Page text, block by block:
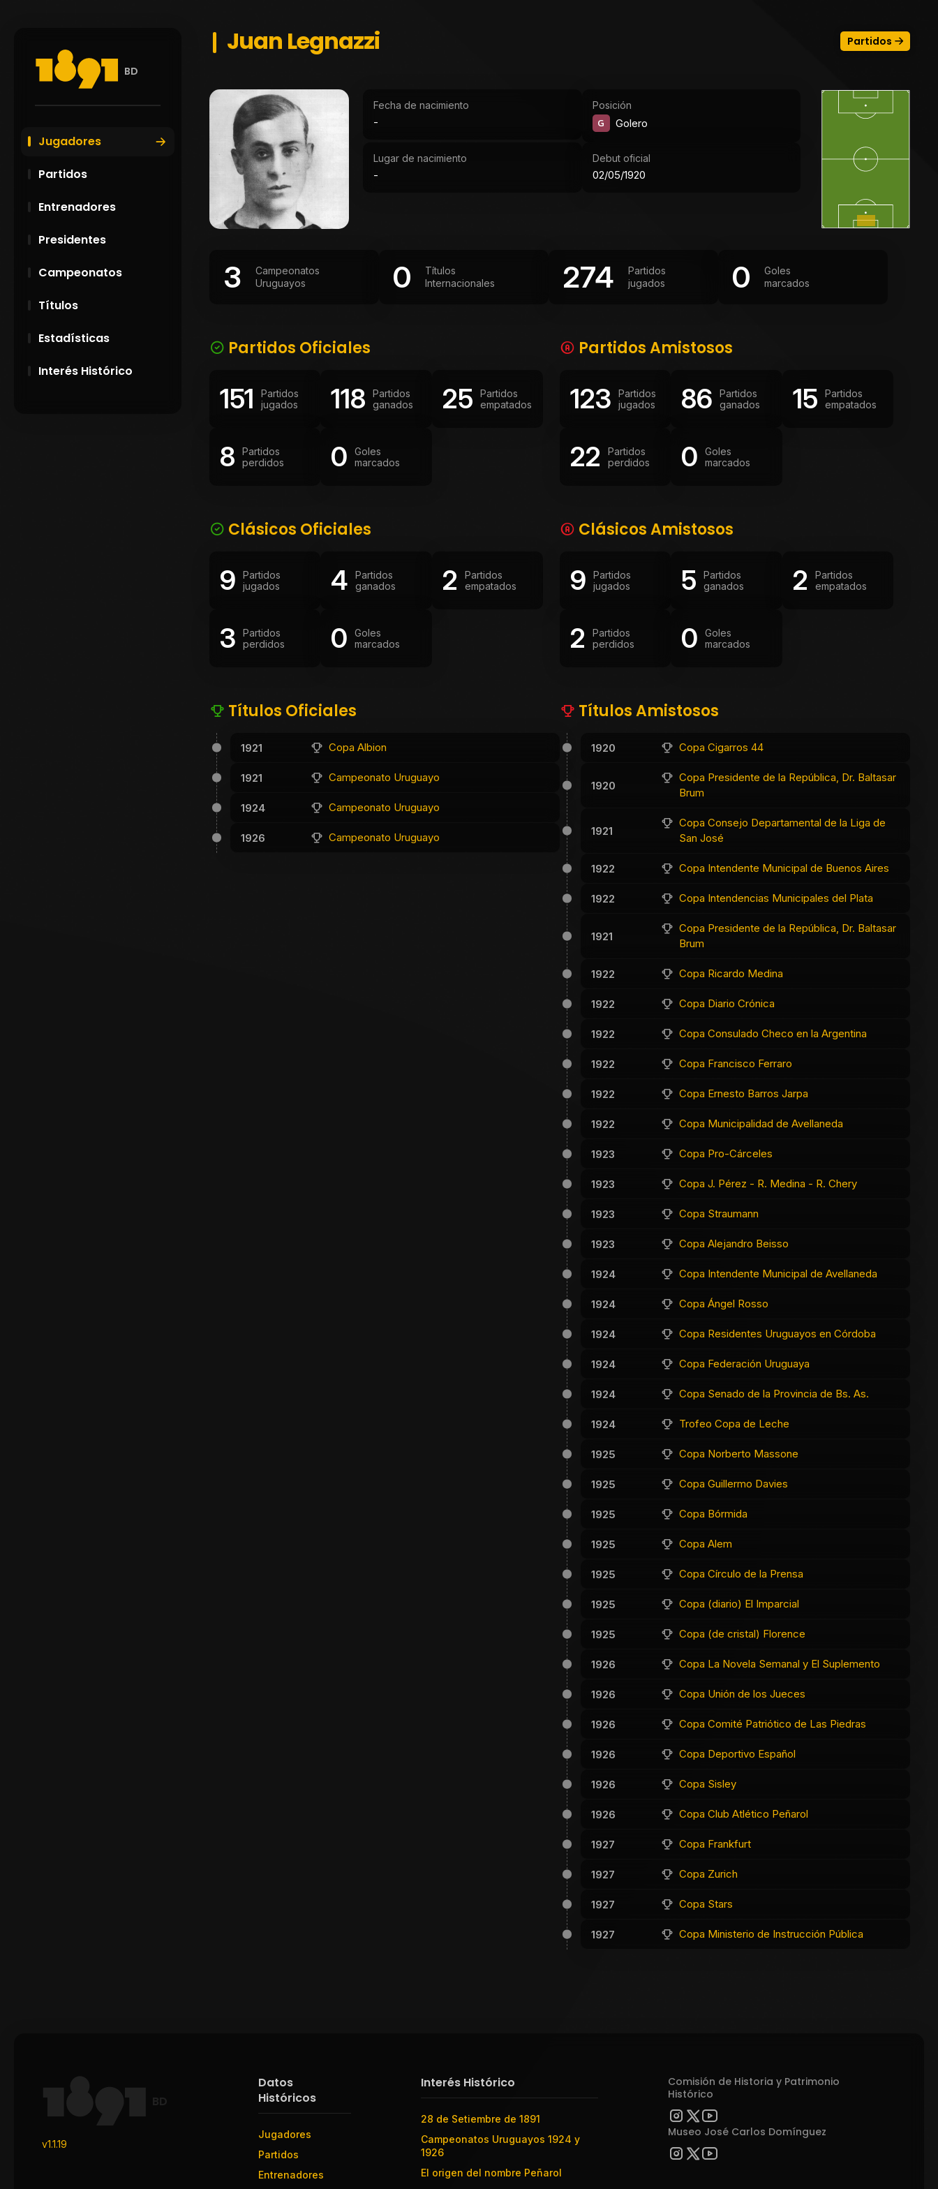
BD
Jugadores
Partidos
Entrenadores
Presidentes
Campeonatos
Títulos
Estadísticas
Interés Histórico
Juan Legnazzi Partidos
Fecha de nacimiento
-
Posición
G Golero
Lugar de nacimiento
-
Debut oficial
02/05/1920
3
Campeonatos
Uruguayos
0
Títulos
Internacionales
274
Partidos
jugados
0
Goles
marcados
Partidos Oficiales
151
Partidos
jugados
118
Partidos
ganados
25
Partidos
empatados
8
Partidos
perdidos
0
Goles
marcados
Partidos Amistosos
123
Partidos
jugados
86
Partidos
ganados
15
Partidos
empatados
22
Partidos
perdidos
0
Goles
marcados
Clásicos Oficiales
9
Partidos
jugados
4
Partidos
ganados
2
Partidos
empatados
3
Partidos
perdidos
0
Goles
marcados
Clásicos Amistosos
9
Partidos
jugados
5
Partidos
ganados
2
Partidos
empatados
2
Partidos
perdidos
0
Goles
marcados
Títulos Oficiales
1921 Copa Albion
1921 Campeonato Uruguayo
1924 Campeonato Uruguayo
1926 Campeonato Uruguayo
Títulos Amistosos
1920 Copa Cigarros 44
1920
Copa Presidente de la República, Dr. Baltasar
Brum
1921
Copa Consejo Departamental de la Liga de
San José
1922 Copa Intendente Municipal de Buenos Aires
1922 Copa Intendencias Municipales del Plata
1921
Copa Presidente de la República, Dr. Baltasar
Brum
1922 Copa Ricardo Medina
1922 Copa Diario Crónica
1922 Copa Consulado Checo en la Argentina
1922 Copa Francisco Ferraro
1922 Copa Ernesto Barros Jarpa
1922 Copa Municipalidad de Avellaneda
1923 Copa Pro-Cárceles
1923 Copa J. Pérez - R. Medina - R. Chery
1923 Copa Straumann
1923 Copa Alejandro Beisso
1924 Copa Intendente Municipal de Avellaneda
1924 Copa Ángel Rosso
1924 Copa Residentes Uruguayos en Córdoba
1924 Copa Federación Uruguaya
1924 Copa Senado de la Provincia de Bs. As.
1924 Trofeo Copa de Leche
1925 Copa Norberto Massone
1925 Copa Guillermo Davies
1925 Copa Bórmida
1925 Copa Alem
1925 Copa Círculo de la Prensa
1925 Copa (diario) El Imparcial
1925 Copa (de cristal) Florence
1926 Copa La Novela Semanal y El Suplemento
1926 Copa Unión de los Jueces
1926 Copa Comité Patriótico de Las Piedras
1926 Copa Deportivo Español
1926 Copa Sisley
1926 Copa Club Atlético Peñarol
1927 Copa Frankfurt
1927 Copa Zurich
1927 Copa Stars
1927 Copa Ministerio de Instrucción Pública
BD
v1.1.19
Datos
Históricos
Jugadores
Partidos
Entrenadores
Interés Histórico
28 de Setiembre de 1891
Campeonatos Uruguayos 1924 y
1926
El origen del nombre Peñarol
Comisión de Historia y Patrimonio
Histórico
Museo José Carlos Domínguez